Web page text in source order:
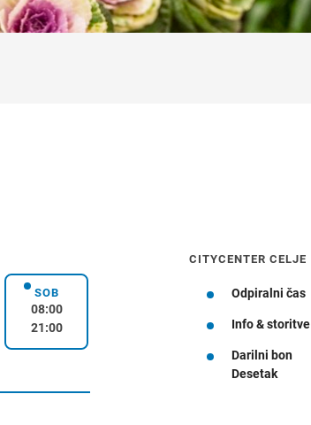
SOBsobota
08:00
21:00
CITYCENTER CELJE
Odpiralni čas
Info & storitve
Darilni bon
Desetak